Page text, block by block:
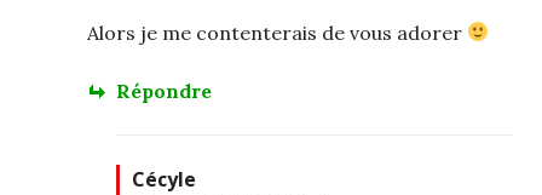
Alors je me contenterais de vous adorer
Répondre
Cécyle